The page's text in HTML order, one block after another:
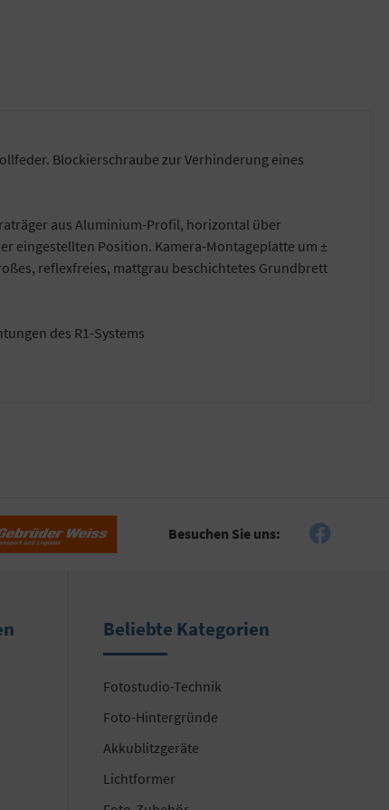
Blockierschraube zur Verhinderung eines
aus Aluminium-Profil, horizontal über
eingestellten Position. Kamera-Montageplatte um ±
reflexfreies, mattgrau beschichtetes Grundbrett
des R1-Systems
Besuchen Sie uns:
Beliebte Kategorien
Fotostudio-Technik
Foto-Hintergründe
Akkublitzgeräte
Lichtformer